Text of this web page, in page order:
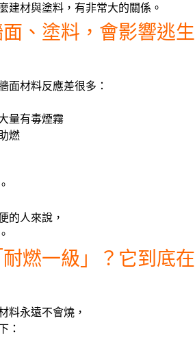
建材與塗料 ，有非常大的關係。
、塗料，會影響逃生
面材料反應差很多：
量有毒煙霧
燃
。
的人來說，
燃一級」？它到底在
料永遠不會燒，
：